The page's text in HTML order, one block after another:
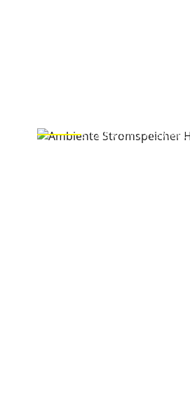
SICHER UND FLEXIBEL